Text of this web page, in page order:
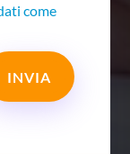
come
INVIA